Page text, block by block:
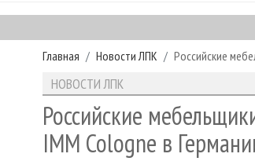
Главная Новости ЛПК Российские
НОВОСТИ ЛПК
Российские
IMM Cologne в